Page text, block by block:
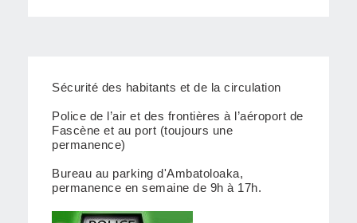
Sécurité des habitants et de la circulation
Police de l’air et des frontières à l’aéroport de
Fascène et au port (toujours une
permanence)
Bureau au parking d'Ambatoloaka,
permanence en semaine de 9h à 17h.